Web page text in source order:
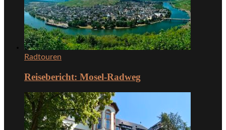
Radtouren
Reisebericht: Mosel-Radweg